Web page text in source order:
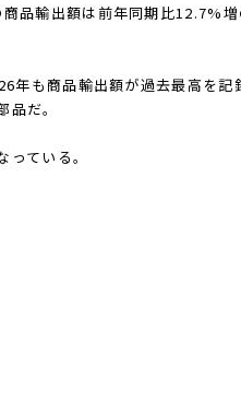
品輸出額は前年同期比
年も商品輸出額が過去最高を
だ。
ている。